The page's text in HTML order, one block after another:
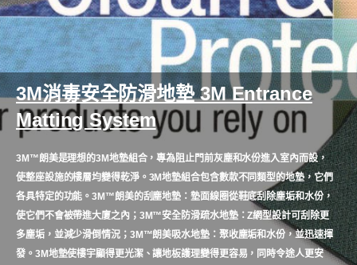
3M消毒安全防滑地墊 3M Entrance
Matting System
3M™朗美是理想的3M地墊組合，專為阻止門前灰塵和水份進入室內而設，
使整座設施的樓層均變得乾淨。3M地墊組合包含數款不同類型的地墊，它們
各具特定的功能。3M™朗美的刮塵地墊：墊面線圈從鞋底刮除塵垢和水份，
使它們不會被帶進大廈之內；3M™安全防滑疏水地墊：Z網型設計可刮除更
多塵垢，並減少滑倒情況；3M™朗美吸水地墊：聚收塵垢和水份，並迅速揮
發。3M地墊使樓宇顯得更光潔、讓地板護理變得更容易，同時令途人更安